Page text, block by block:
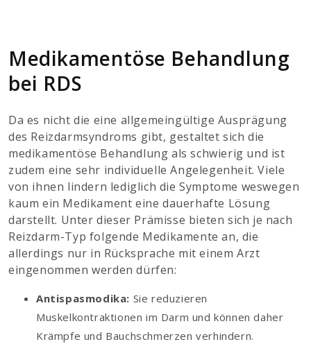
Medikamentöse Behandlung
bei RDS
Da es nicht die eine allgemeingültige Ausprägung
des Reizdarmsyndroms gibt, gestaltet sich die
medikamentöse Behandlung als schwierig und ist
zudem eine sehr individuelle Angelegenheit. Viele
von ihnen lindern lediglich die Symptome weswegen
kaum ein Medikament eine dauerhafte Lösung
darstellt. Unter dieser Prämisse bieten sich je nach
Reizdarm-Typ folgende Medikamente an, die
allerdings nur in Rücksprache mit einem Arzt
eingenommen werden dürfen:
Antispasmodika: Sie reduzieren
Muskelkontraktionen im Darm und können daher
Krämpfe und Bauchschmerzen verhindern.